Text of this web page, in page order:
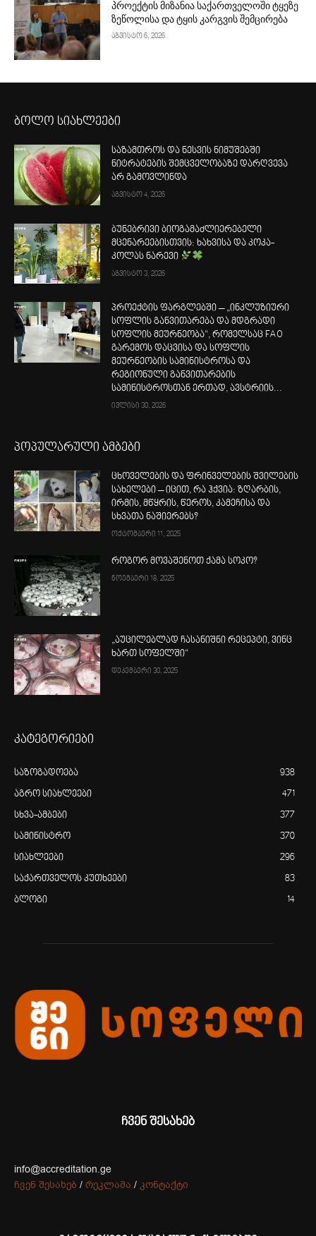
პროექტის მიზანია საქართველოში ტყეზე
ზეწოლისა და ტყის კარგვის შემცირება
აგვისტო 6, 2026
ბოლო სიახლეები
საზამთროს და ნესვის ნიმუშებში
ნიტრატების შემცველობაზე დარღვევა
არ გამოვლინდა
აგვისტო 4, 2026
ბუნებრივი ბიოგამაძლიერებელი
მცენარეებისთვის: ხახვისა და კოკა-
კოლას ნარევი
აგვისტო 3, 2026
პროექტის ფარგლებში – „ინკლუზიური
სოფლის განვითარება და მდგრადი
სოფლის მეურნეობა“, რომელსაც FAO
გარემოს დაცვისა და სოფლის
მეურნეობის სამინისტროსა და
რეგიონული განვითარების
სამინისტროსთან ერთად, ავსტრიის...
ივლისი 30, 2026
პოპულარული ამბები
ცხოველების და ფრინველების შვილების
სახელები – იცით, რა ჰქვია: ზღარბის,
ირმის, მწყრის, წეროს, კამეჩისა და
სხვათა ნაშიერებს?
ოქტომბერი 11, 2025
როგორ მოვაშენოთ ქამა სოკო?
ნოემბერი 18, 2025
„აუცილებლად ჩასანიშნი რეცეპტი, ვინც
ხართ სოფელში“
დეკემბერი 30, 2025
კატეგორიები
საზოგადოება 938
აგრო სიახლეები 471
სხვა-ამბები 377
სამინისტრო 370
სიახლეები 296
საქართველოს კუთხეები 83
ბლოგი 14
ჩვენ შესახებ
info@accreditation.ge
ჩვენ შესახებ / რეკლამა / კონტაქტი